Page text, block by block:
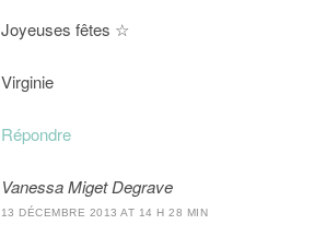
Joyeuses fêtes ☆
Virginie
Répondre
Vanessa Miget Degrave
13 DÉCEMBRE 2013 AT 14 H 28 MIN